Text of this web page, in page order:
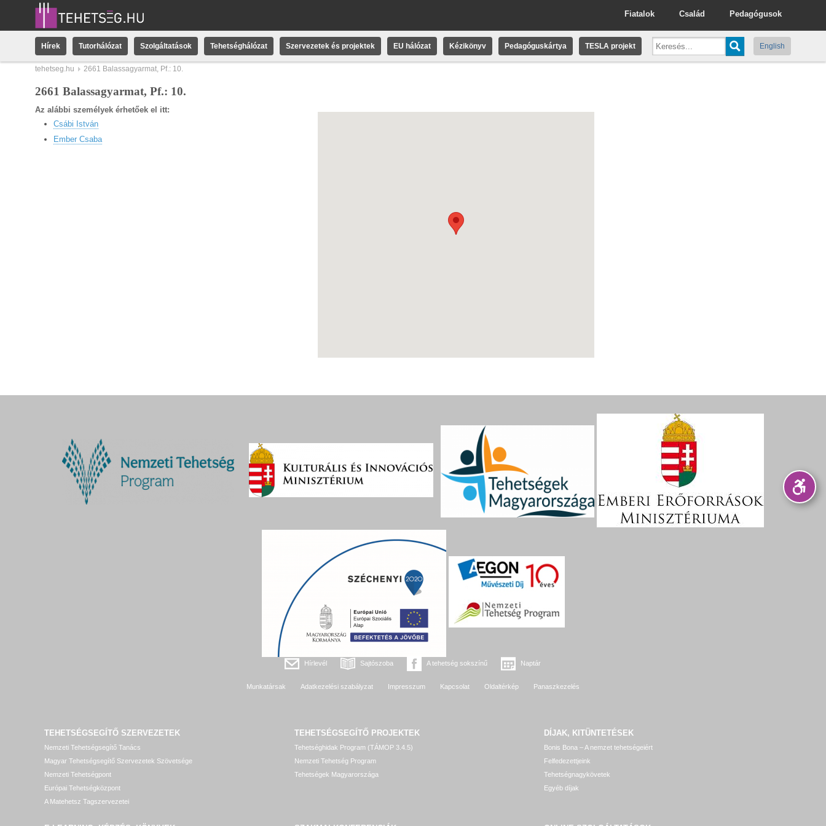
Pedagógusok
Család
Fiatalok
Hírek Tutorhálózat Szolgáltatások Tehetséghálózat Szervezetek és projektek EU hálózat Kézikönyv Pedagóguskártya TESLA projekt English
tehetseg.hu 2661 Balassagyarmat, Pf.: 10.
2661 Balassagyarmat, Pf.: 10.
Az alábbi személyek érhetőek el itt:
Csábi István
Ember Csaba
Hírlevél Sajtószoba A tehetség sokszínű Naptár
Munkatársak Adatkezelési szabályzat Impresszum Kapcsolat Oldaltérkép Panaszkezelés
TEHETSÉGSEGÍTŐ SZERVEZETEK
Nemzeti Tehetségsegítő Tanács
Magyar Tehetségsegítő Szervezetek Szövetsége
Nemzeti Tehetségpont
Európai Tehetségközpont
A Matehetsz Tagszervezetei
TEHETSÉGSEGÍTŐ PROJEKTEK
Tehetséghidak Program (TÁMOP 3.4.5)
Nemzeti Tehetség Program
Tehetségek Magyarországa
DÍJAK, KITÜNTETÉSEK
Bonis Bona – A nemzet tehetségeiért
Felfedezettjeink
Tehetségnagykövetek
Egyéb díjak